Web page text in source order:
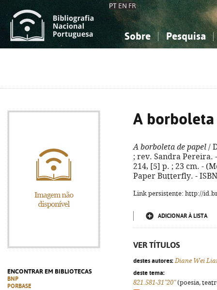
PT EN FR
Sobre Pesquisa
ENCONTRAR EM BIBLIOTECAS
BNP
PORBASE
A
A borboleta de papel /
; rev. Sandra Pereira.
214, [5] p. ; 23 cm. -
Paper Butterfly. -
Link persistente: http://
ADICIONAR À LISTA
VER TÍTULOS
destes autores: Diane Wei
deste tema:
821.581-31"20"(poesia,